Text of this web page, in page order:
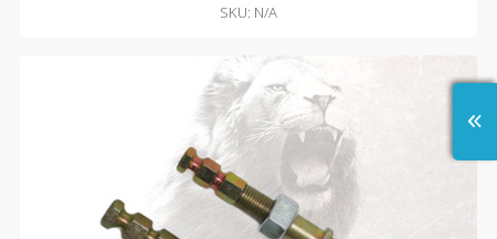
SKU: N/A